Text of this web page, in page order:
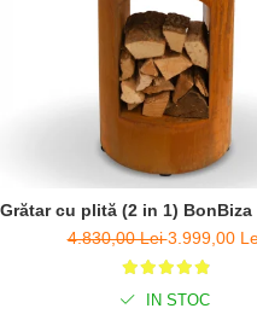
x H 100cm
Grătar cu plită (2 in 1) BonBiza
4.830,00 Lei3.999,00
IN STOC